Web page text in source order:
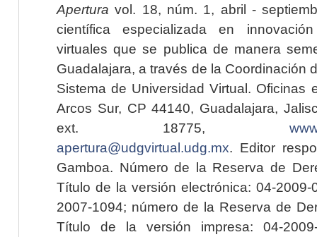
Apertura vol. 18, núm. 1, abril -
científica especializada en
virtuales que se publica de manera
Guadalajara, a través de la Coordinación
Sistema de Universidad Virtual. Oficinas
Arcos Sur, CP 44140, Guadalajara,
ext. 18775,
apertura@udgvirtual.udg.mx. Editor
Gamboa. Número de la Reserva de
Título de la versión electrónica: 04-2009-
2007-1094; número de la Reserva de
Título de la versión impresa: 04-2009-